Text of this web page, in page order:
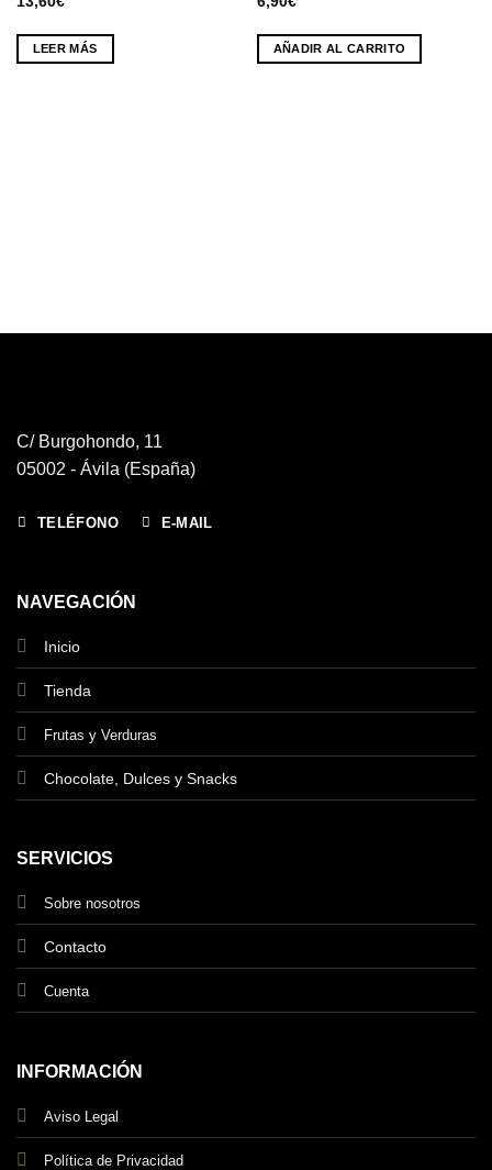
LEER MÁS AÑADIR AL CARRITO
C/ Burgohondo, 11
05002 - Ávila (España)
TELÉFONO E-MAIL
NAVEGACIÓN
Inicio
Tienda
Frutas y Verduras
Chocolate, Dulces y Snacks
SERVICIOS
Sobre nosotros
Contacto
Cuenta
INFORMACIÓN
Aviso Legal
Política de Privacidad